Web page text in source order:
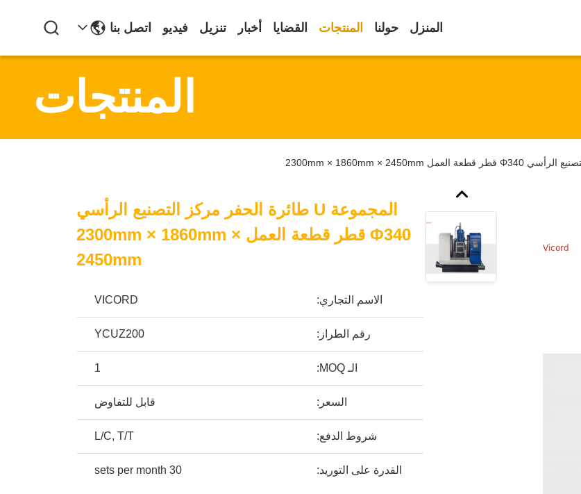
المنزل حولنا المنتجات القضايا أخبار تنزيل فيديو اتصل بنا
المنتجات
المجموعة U طائرة الحفر مركز التصنيع الرأسي
Φ340 قطر قطعة العمل 2300mm × 1860mm ×
2450mm
الاسم التجاري: VICORD
رقم الطراز: YCUZ200
الـ MOQ: 1
السعر: قابل للتفاوض
شروط الدفع: L/C, T/T
القدرة على التوريد: 30 sets per month